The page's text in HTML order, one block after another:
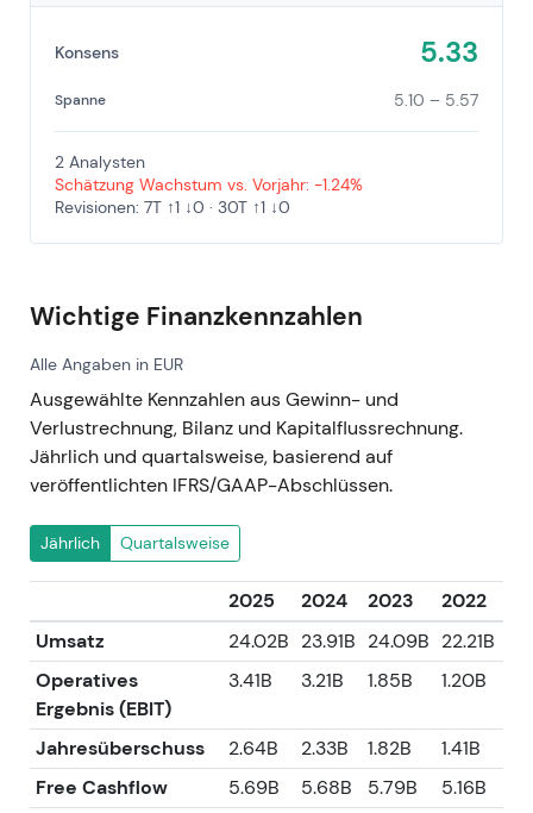
Konsens 5.33
Spanne 5.10 – 5.57
2 Analysten
Schätzung Wachstum vs. Vorjahr: -1.24%
Revisionen: 7T ↑1 ↓0 · 30T ↑1 ↓0
Wichtige Finanzkennzahlen
Alle Angaben in EUR
Ausgewählte Kennzahlen aus Gewinn- und
Verlustrechnung, Bilanz und Kapitalflussrechnung.
Jährlich und quartalsweise, basierend auf
veröffentlichten IFRS/GAAP-Abschlüssen.
Jährlich Quartalsweise
2025 2024 2023 2022
Umsatz
24.02B 23.91B 24.09B 22.21B
Operatives
Ergebnis (EBIT)
3.41B 3.21B 1.85B 1.20B
Jahresüberschuss 2.64B 2.33B 1.82B 1.41B
Free Cashflow
5.69B 5.68B 5.79B 5.16B